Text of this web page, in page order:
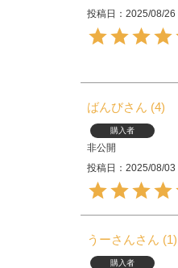
投稿日
2025/08/26
ばんび 4
購入者
非公開
投稿日
2025/08/03
うーさん 1
購入者